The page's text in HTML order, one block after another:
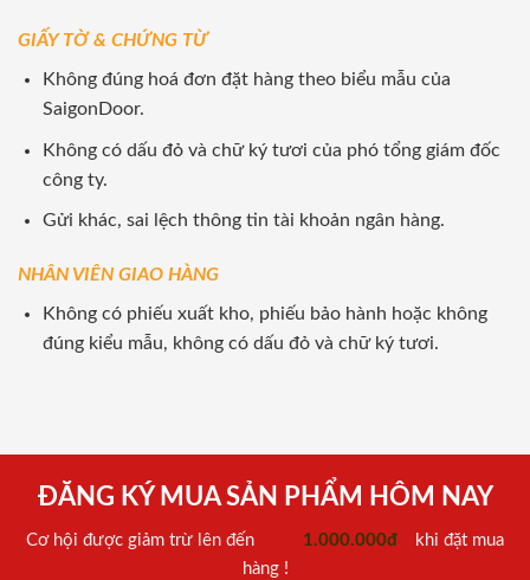
GIẤY TỜ & CHỨNG TỪ
Không đúng hoá đơn đặt hàng theo biểu mẫu của
SaigonDoor.
Không có dấu đỏ và chữ ký tươi của phó tổng giám đốc
công ty.
Gửi khác, sai lệch thông tin tài khoản ngân hàng.
NHÂN VIÊN GIAO HÀNG
Không có phiếu xuất kho, phiếu bảo hành hoặc không
đúng kiểu mẫu, không có dấu đỏ và chữ ký tươi.
ĐĂNG KÝ MUA SẢN PHẨM HÔM NAY
Cơ hội được giảm trừ lên đến 1.000.000đ
khi đặt mua
hàng !